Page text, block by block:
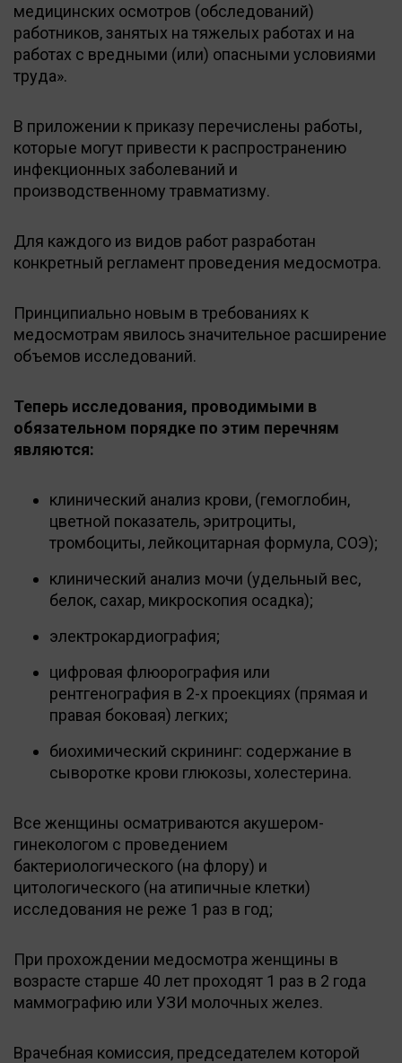
медицинских осмотров (обследований)
работников, занятых на тяжелых работах и на
работах с вредными (или) опасными условиями
труда».
В приложении к приказу перечислены работы,
которые могут привести к распространению
инфекционных заболеваний и
производственному травматизму.
Для каждого из видов работ разработан
конкретный регламент проведения медосмотра.
Принципиально новым в требованиях к
медосмотрам явилось значительное расширение
объемов исследований.
Теперь исследования, проводимыми в
обязательном порядке по этим перечням
являются:
клинический анализ крови, (гемоглобин,
цветной показатель, эритроциты,
тромбоциты, лейкоцитарная формула, СОЭ);
клинический анализ мочи (удельный вес,
белок, сахар, микроскопия осадка);
электрокардиография;
цифровая флюорография или
рентгенография в 2-х проекциях (прямая и
правая боковая) легких;
биохимический скрининг: содержание в
сыворотке крови глюкозы, холестерина.
Все женщины осматриваются акушером-
гинекологом с проведением
бактериологического (на флору) и
цитологического (на атипичные клетки)
исследования не реже 1 раз в год;
При прохождении медосмотра женщины в
возрасте старше 40 лет проходят 1 раз в 2 года
маммографию или УЗИ молочных желез.
Врачебная комиссия, председателем которой